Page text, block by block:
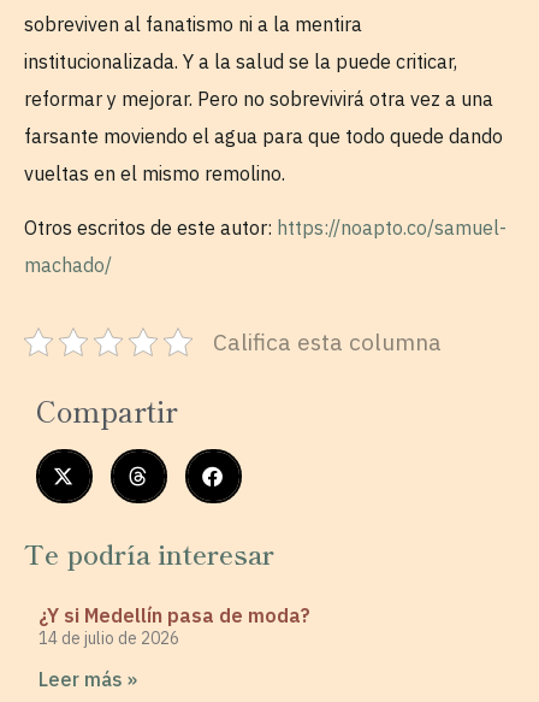
sobreviven al fanatismo ni a la mentira
institucionalizada. Y a la salud se la puede criticar,
reformar y mejorar. Pero no sobrevivirá otra vez a una
farsante moviendo el agua para que todo quede dando
vueltas en el mismo remolino.
Otros escritos de este autor: https://noapto.co/samuel-
machado/
Califica esta columna
Compartir
Te podría interesar
¿Y si Medellín pasa de moda?
14 de julio de 2026
Leer más »